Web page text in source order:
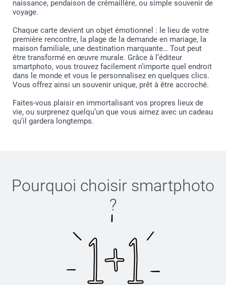
naissance, pendaison de crémaillère, ou simple souvenir de
voyage.
Chaque carte devient un objet émotionnel : le lieu de votre
première rencontre, la plage de la demande en mariage, la
maison familiale, une destination marquante… Tout peut
être transformé en œuvre murale. Grâce à l’éditeur
smartphoto, vous trouvez facilement n’importe quel endroit
dans le monde et vous le personnalisez en quelques clics.
Vous offrez ainsi un souvenir unique, prêt à être accroché.
Faites-vous plaisir en immortalisant vos propres lieux de
vie, ou surprenez quelqu’un que vous aimez avec un cadeau
qu’il gardera longtemps.
Pourquoi choisir smartphoto
?